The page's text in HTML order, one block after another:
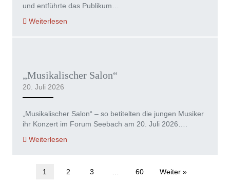
und entführte das Publikum…
Weiterlesen
„Musikalischer Salon“
20. Juli 2026
„Musikalischer Salon“ – so betitelten die jungen Musiker
ihr Konzert im Forum Seebach am 20. Juli 2026….
Weiterlesen
1 2 3 60 Weiter »